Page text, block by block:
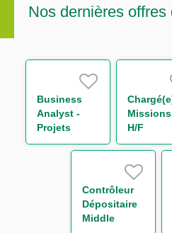
Nos dernières offres
Business
Analyst -
Projets
Liquidité
Missions
H/F
Contrôleur
Dépositaire
Middle